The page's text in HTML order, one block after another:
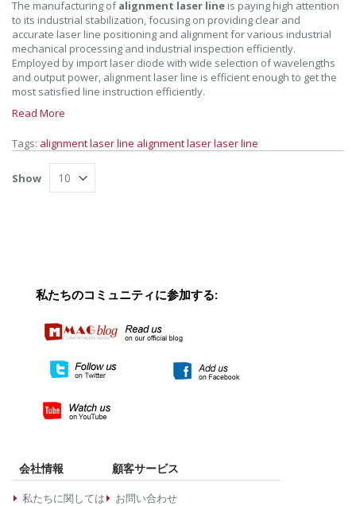
The manufacturing ofalignment laser line is paying high attention
to its industrial stabilization, focusing on providing clear and
accurate laser line positioning and alignment for various industrial
mechanical processing and industrial inspection efficiently.
Employed by import laser diode with wide selection of wavelengths
and output power, alignment laser line is efficient enough to get the
most satisfied line instruction efficiently.
Read More
Tags: alignment laser line alignment laserlaser line
Show
私たちのコミュニティに参加する:
会社情報
私たちに関しては
顧客サービス
お問い合わせ